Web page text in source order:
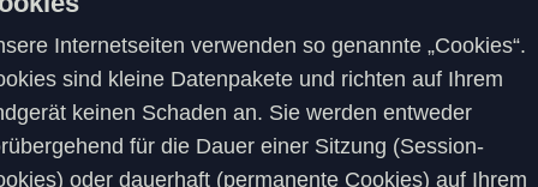
Internetseiten verwenden so genannte „Cookies“.
sind kleine Datenpakete und richten auf Ihrem
keinen Schaden an. Sie werden entweder
für die Dauer einer Sitzung (Session-
oder dauerhaft (permanente Cookies) auf Ihrem